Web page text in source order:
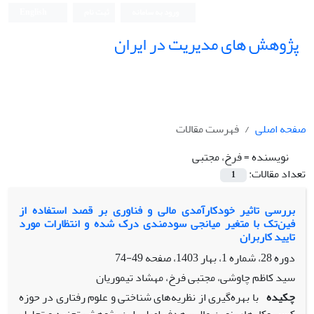
پژوهش های مدیریت در ایران
صفحه اصلی
فهرست مقالات
نویسنده =فرخ، مجتبی
تعداد مقالات:
1
بررسی تاثیر خودکارآمدی مالی و فناوری بر قصد استفاده از
فین‌تک با متغیر میانجی سودمندی درک شده و انتظارات مورد
تایید کاربران
دوره 28، شماره 1، بهار 1403، صفحه
49-74
سید کاظم چاوشی، مجتبی فرخ، مهشاد تیموریان
چکیده با بهره‌گیری از نظریه‌های شناختی و علوم رفتاری در حوزه